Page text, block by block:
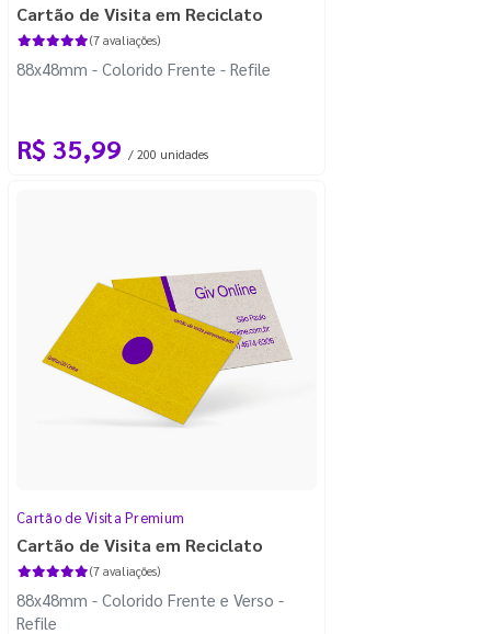
Cartão de Visita em Reciclato
(7 avaliações)
88x48mm - Colorido Frente - Refile
R$ 35,99 / 200 unidades
Cartão de Visita Premium
Cartão de Visita em Reciclato
(7 avaliações)
88x48mm - Colorido Frente e Verso -
Refile